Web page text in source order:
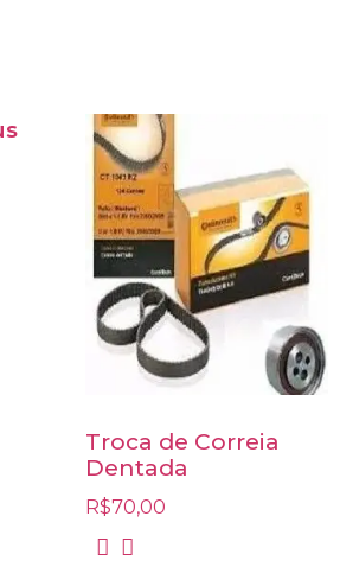
Troca de Correia
Dentada
R$70,00